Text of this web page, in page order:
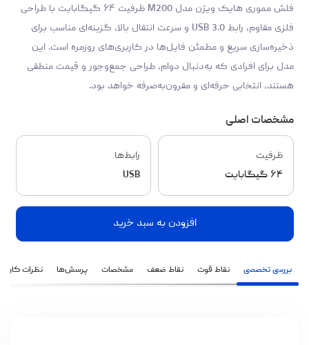
فلش مموری هایک ویژن مدل M200 ظرفیت ۶۴ گیگابایت با طراحی
فلزی مقاوم، رابط USB 3.0 و سرعت انتقال بالا، گزینه‌ای مناسب برای
ذخیره‌سازی سریع و مطمئن فایل‌ها در کاربری‌های روزمره است. این
مدل برای افرادی که به‌دنبال دوام، طراحی جمع‌وجور و قیمت منطقی
هستند، انتخابی حرفه‌ای و مقرون‌به‌صرفه خواهد بود.
مشخصات اصلی
ظرفیت
۶۴ گیگابایت
رابط‌ها
USB
افزودن به سبد خرید
بررسی تخصصی نقاط قوت نقاط ضعف مشخصات پرسش‌ها نظرات